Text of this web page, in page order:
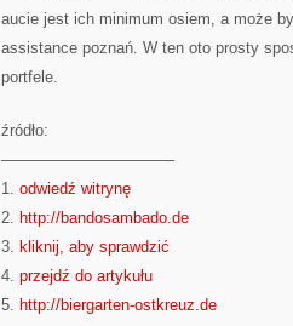
aucie jest ich minimum osiem, a może
assistance poznań. W ten oto prosty
portfele.
źródło:
———————————
1. odwiedź witrynę
2. http://bandosambado.de
3. kliknij, aby sprawdzić
4. przejdź do artykułu
5. http://biergarten-ostkreuz.de